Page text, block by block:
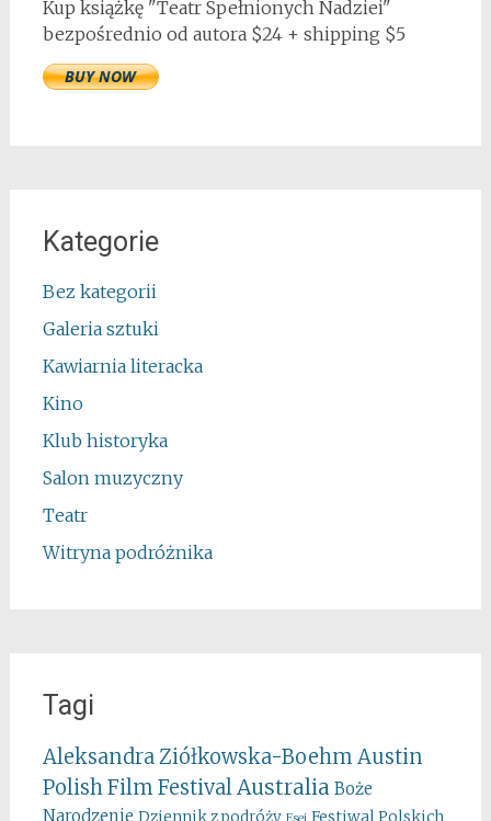
Kup książkę "Teatr Spełnionych Nadziei"
bezpośrednio od autora $24 + shipping $5
Kategorie
Bez kategorii
Galeria sztuki
Kawiarnia literacka
Kino
Klub historyka
Salon muzyczny
Teatr
Witryna podróżnika
Tagi
Aleksandra Ziółkowska-Boehm Austin
Polish Film Festival Australia Boże
Narodzenie Dziennik z podróży Esej Festiwal Polskich